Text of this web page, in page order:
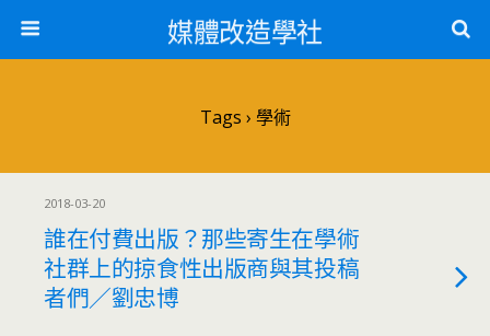
媒體改造學社
Tags › 學術
2018-03-20
誰在付費出版？那些寄生在學術
社群上的掠食性出版商與其投稿
者們／劉忠博